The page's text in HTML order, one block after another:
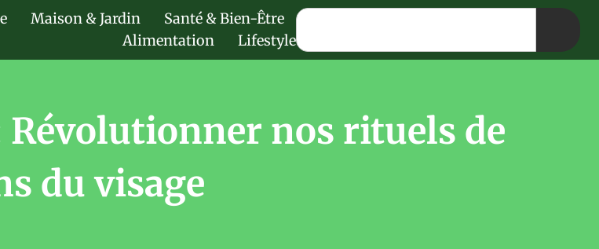
Maison & Jardin
Santé & Bien-Être
Alimentation
Lifestyle
Révolutionner nos rituels de
du visage